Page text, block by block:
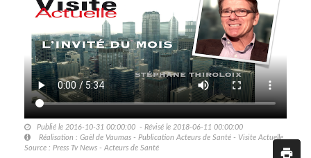
Publié le 2016-10-31 00:00:00 - Révisé le 2018-06-11 00:00:00
Réalisation : Gaël de Vaumas - Publication Acteurs de Santé - Visite Actuelle
Source : Press Tv News - Acteurs de Santé